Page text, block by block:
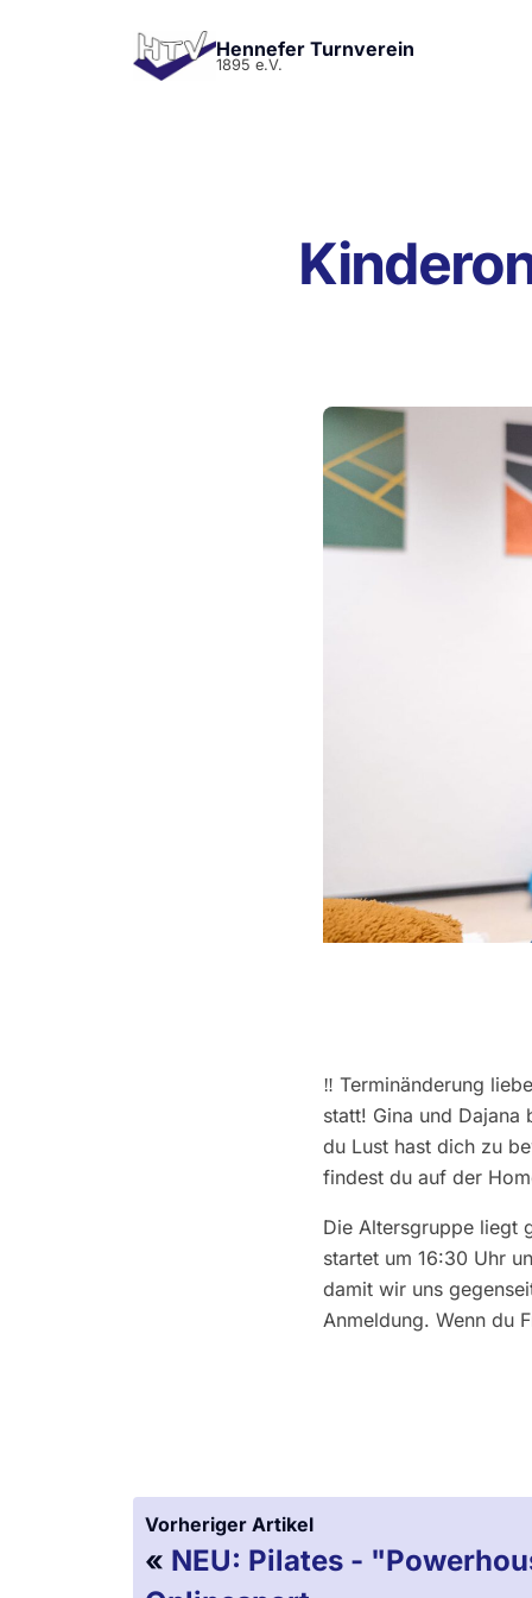
Hennefer Turnverein
1895 e.V.
‼️ Terminänderung
statt! Gina und
du Lust hast dich zu
findest du auf der
Die Altersgruppe liegt
startet um 16:30 Uhr
damit wir uns
Anmeldung. Wenn du
Vorheriger Artikel
« NEU: Pilates -